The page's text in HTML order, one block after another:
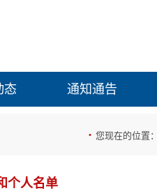
态 通知通告
· 您现在的位置：
个人名单